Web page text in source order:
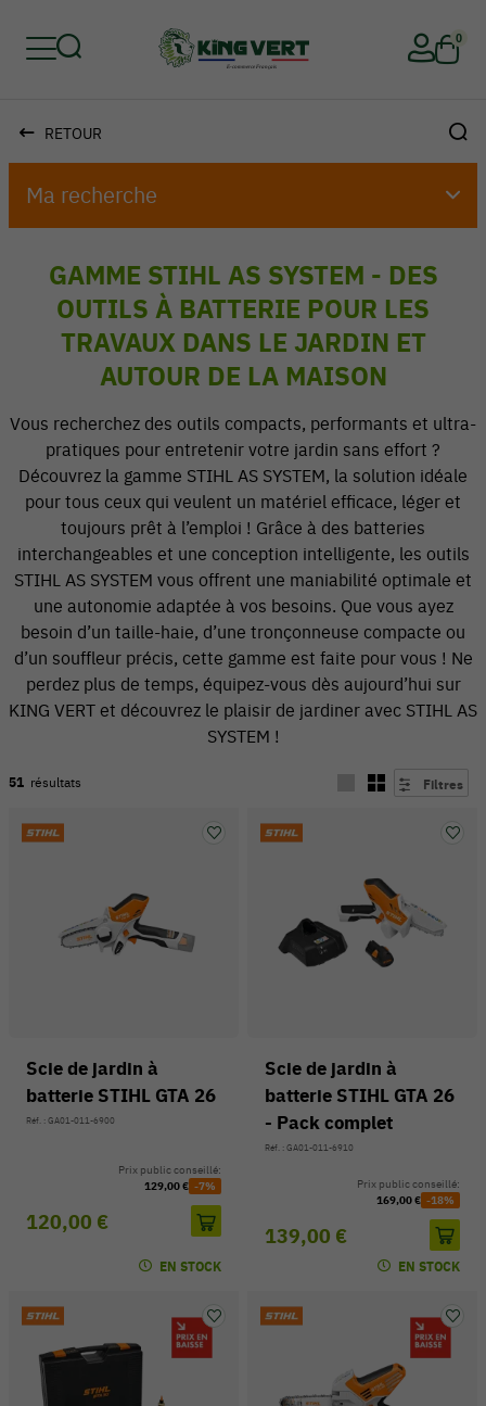
0
V
RETOUR
Ma recherche
GAMME STIHL AS SYSTEM - DES
OUTILS À BATTERIE POUR LES
TRAVAUX DANS LE JARDIN ET
AUTOUR DE LA MAISON
Vous recherchez des outils compacts, performants et ultra-
pratiques pour entretenir votre jardin sans effort ?
Découvrez la gamme STIHL AS SYSTEM, la solution idéale
pour tous ceux qui veulent un matériel efficace, léger et
toujours prêt à l’emploi ! Grâce à des batteries
interchangeables et une conception intelligente, les outils
STIHL AS SYSTEM vous offrent une maniabilité optimale et
une autonomie adaptée à vos besoins. Que vous ayez
besoin d’un taille-haie, d’une tronçonneuse compacte ou
d’un souffleur précis, cette gamme est faite pour vous ! Ne
perdez plus de temps, équipez-vous dès aujourd’hui sur
KING VERT et découvrez le plaisir de jardiner avec STIHL AS
SYSTEM !
51 résultats Filtres
Scie de jardin à
batterie STIHL GTA 26
Réf. : GA01-011-6900
120,00 €
Prix public conseillé:
129,00 € -7%
EN STOCK
Scie de jardin à
batterie STIHL GTA 26
- Pack complet
Réf. : GA01-011-6910
139,00 €
Prix public conseillé:
169,00 € -18%
EN STOCK